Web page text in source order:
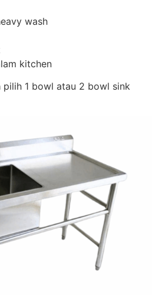
wash
kitchen
pilih 1 bowl atau 2 bowl sink